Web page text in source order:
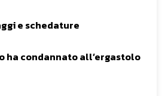
e schedature
ha condannato all’ergastolo